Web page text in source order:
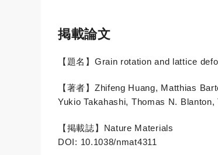
掲載論文
【題名】Grain rotation and lattice
【著者】Zhifeng Huang, Matthias
Yukio Takahashi, Thomas N.
【掲載誌】Nature Materials
DOI: 10.1038/nmat4311